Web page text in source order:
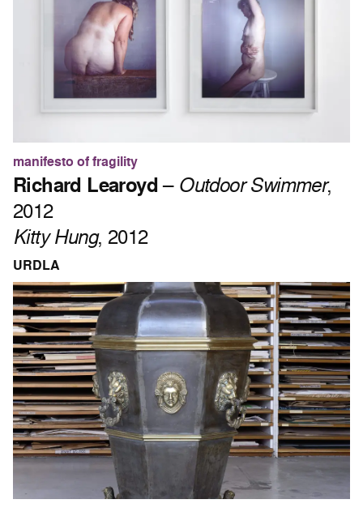
manifesto of fragility
Richard Learoyd– Outdoor Swimmer,
2012
Kitty Hung, 2012
URDLA